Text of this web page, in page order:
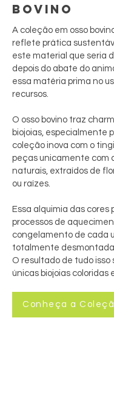
BOVINO
A coleção em osso
reflete prática
este material que seria
depois do abate do
essa matéria prima no
recursos.
O osso bovino traz
biojoias, especialmente
coleção inova com o
peças unicamente com
naturais, extraídos de
ou raízes.
Essa alquimia das cores
processos de
congelamento de cada
totalmente
O resultado de tudo isso
únicas biojoias coloridas
Conheça a